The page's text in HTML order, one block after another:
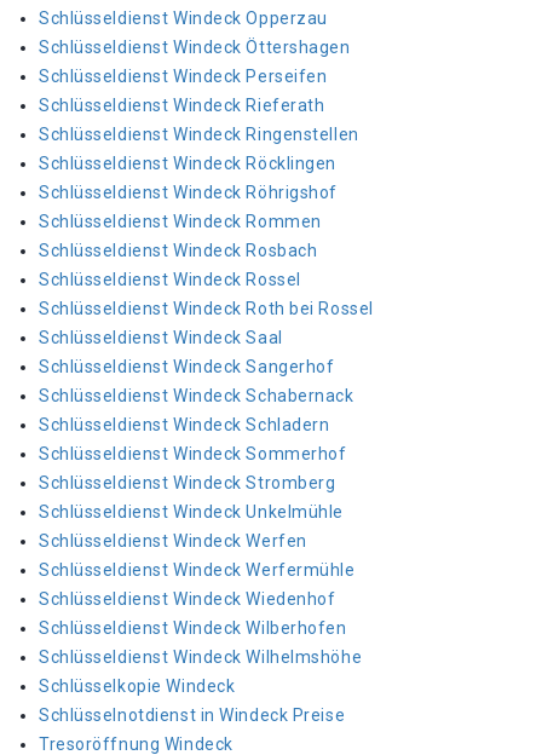
Schlüsseldienst Windeck Opperzau
Schlüsseldienst Windeck Öttershagen
Schlüsseldienst Windeck Perseifen
Schlüsseldienst Windeck Rieferath
Schlüsseldienst Windeck Ringenstellen
Schlüsseldienst Windeck Röcklingen
Schlüsseldienst Windeck Röhrigshof
Schlüsseldienst Windeck Rommen
Schlüsseldienst Windeck Rosbach
Schlüsseldienst Windeck Rossel
Schlüsseldienst Windeck Roth bei Rossel
Schlüsseldienst Windeck Saal
Schlüsseldienst Windeck Sangerhof
Schlüsseldienst Windeck Schabernack
Schlüsseldienst Windeck Schladern
Schlüsseldienst Windeck Sommerhof
Schlüsseldienst Windeck Stromberg
Schlüsseldienst Windeck Unkelmühle
Schlüsseldienst Windeck Werfen
Schlüsseldienst Windeck Werfermühle
Schlüsseldienst Windeck Wiedenhof
Schlüsseldienst Windeck Wilberhofen
Schlüsseldienst Windeck Wilhelmshöhe
Schlüsselkopie Windeck
Schlüsselnotdienst in Windeck Preise
Tresoröffnung Windeck